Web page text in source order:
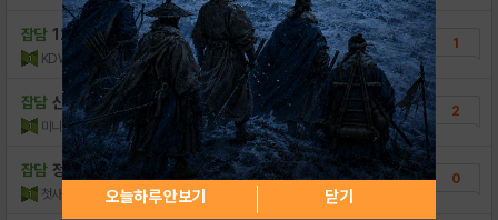
잡담 1220억 VIPS13 팝니다.
KDWUAV 조회수:263 | 24.01.02
1
잡담 신섭 2위계정 팝니다
미니현 조회수:169 | 23.12.22
2
잡담 정보 등록안된 구글깡통 7사이에 삽니다.
첫사랑아이 조회수:24 | 23.12.16
0
오늘하루 안보기 닫기